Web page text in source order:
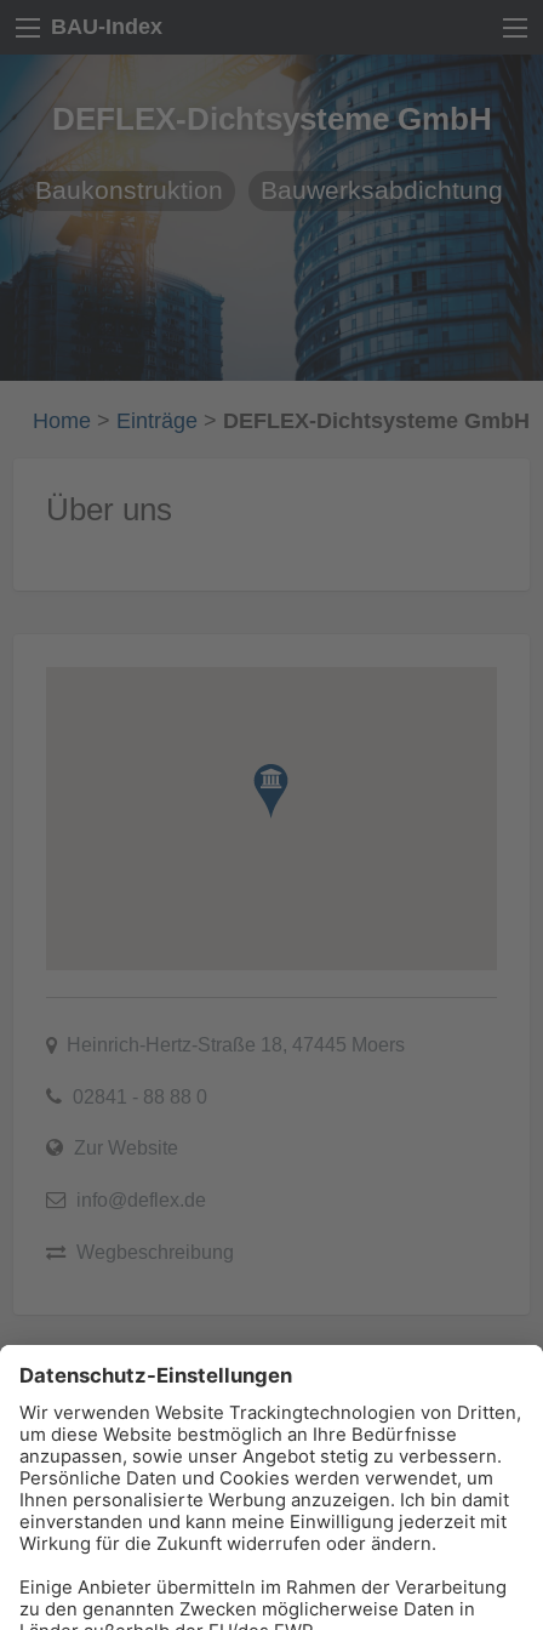
BAU-Index
DEFLEX-Dichtsysteme GmbH
Baukonstruktion Bauwerksabdichtung
Home > Einträge > DEFLEX-Dichtsysteme GmbH
Über uns
Heinrich-Hertz-Straße 18, 47445 Moers
02841 - 88 88 0
Zur Website
info@deflex.de
Wegbeschreibung
BAU-Index Newsletter
Erhalten Sie regelmäßig Benachrichtigungen zu den